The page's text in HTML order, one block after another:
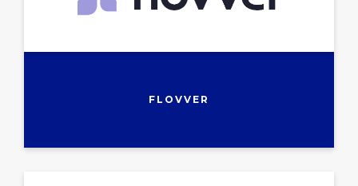
FLOVVER